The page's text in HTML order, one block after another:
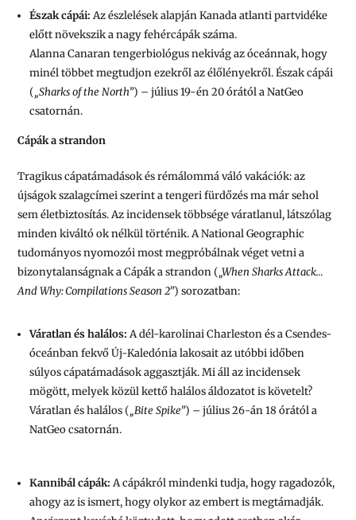
Észak cápái: Az észlelések alapján Kanada atlanti partvidéke
előtt növekszik a nagy fehércápák száma.
Alanna Canaran tengerbiológus nekivág az óceánnak, hogy
minél többet megtudjon ezekről az élőlényekről. Észak cápái
(„Sharks of the North”) – július 19-én 20 órától a NatGeo
csatornán.
Cápák a strandon
Tragikus cápatámadások és rémálommá váló vakációk: az
újságok szalagcímei szerint a tengeri fürdőzés ma már sehol
sem életbiztosítás. Az incidensek többsége váratlanul, látszólag
minden kiváltó ok nélkül történik. A National Geographic
tudományos nyomozói most megpróbálnak véget vetni a
bizonytalanságnak a Cápák a strandon („When Sharks Attack…
And Why: Compilations Season 2”) sorozatban:
Váratlan és halálos:A dél-karolinai Charleston és a Csendes-
óceánban fekvő Új-Kaledónia lakosait az utóbbi időben
súlyos cápatámadások aggasztják. Mi áll az incidensek
mögött, melyek közül kettő halálos áldozatot is követelt?
Váratlan és halálos („Bite Spike”) – július 26-án 18 órától a
NatGeo csatornán.
Kannibál cápák: A cápákról mindenki tudja, hogy ragadozók,
ahogy az is ismert, hogy olykor az embert is megtámadják.